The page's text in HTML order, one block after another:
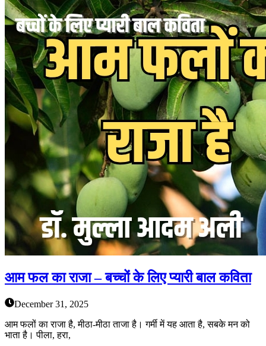
आम फल का राजा – बच्चों के लिए प्यारी बाल कविता
December 31, 2025
आम फलों का राजा है, मीठा-मीठा ताजा है। गर्मी में यह आता है, सबके मन को
भाता है। पीला, हरा,